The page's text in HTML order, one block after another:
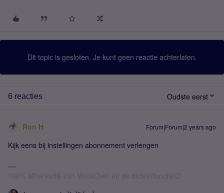
Dit topic is gesloten. Je kunt geen reactie achterlaten.
6 reacties Oudste eerst
Ron H Forum|Forum|2 years ago
Kijk eens bij instellingen abonnement verlengen
100% afhankelijk van VoiceOver en de dicteerfunctie😉